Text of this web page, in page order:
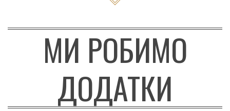
МИ РОБИМО
ДОДАТКИ